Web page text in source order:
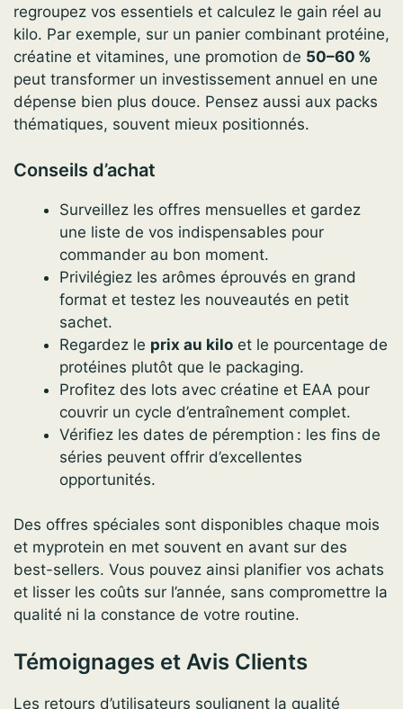
regroupez vos essentiels et calculez le gain réel au
kilo. Par exemple, sur un panier combinant protéine,
créatine et vitamines, une promotion de 50–60 %
peut transformer un investissement annuel en une
dépense bien plus douce. Pensez aussi aux packs
thématiques, souvent mieux positionnés.
Conseils d’achat
Surveillez les offres mensuelles et gardez
une liste de vos indispensables pour
commander au bon moment.
Privilégiez les arômes éprouvés en grand
format et testez les nouveautés en petit
sachet.
Regardez le prix au kilo et le pourcentage de
protéines plutôt que le packaging.
Profitez des lots avec créatine et EAA pour
couvrir un cycle d’entraînement complet.
Vérifiez les dates de péremption : les fins de
séries peuvent offrir d’excellentes
opportunités.
Des offres spéciales sont disponibles chaque mois
et myprotein en met souvent en avant sur des
best-sellers. Vous pouvez ainsi planifier vos achats
et lisser les coûts sur l’année, sans compromettre la
qualité ni la constance de votre routine.
Témoignages et Avis Clients
Les retours d’utilisateurs soulignent la qualité